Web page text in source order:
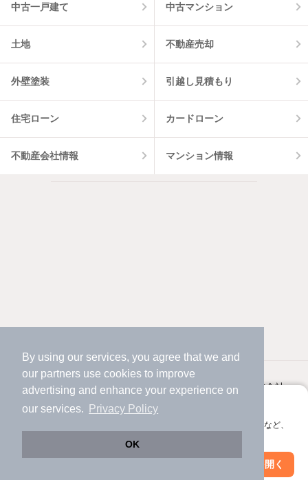
By using our services, you agree that we and
our partners use cookies to improve
advertising and enhance your experience on
our services.
Privacy Policy
OK
アプリに切り替えて、サクサクお部屋探し
会員登録なしですぐ使える。マップ検索やお気に入り保存など、
アプリを開く
絞り込み条件を変更
中古一戸建て 中古マンション
土地 不動産売却
外壁塗装 引越し見積もり
住宅ローン カードローン
不動産会社情報 マンション情報
対応機種 個人情報保護ポリシー 利用規約 運営会社
ヘルプ・お問い合わせ